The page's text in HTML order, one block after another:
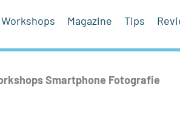
Workshops Magazine Tips
Smartphone Fotografie